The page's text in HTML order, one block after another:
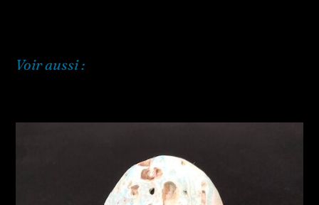
Voir aussi :